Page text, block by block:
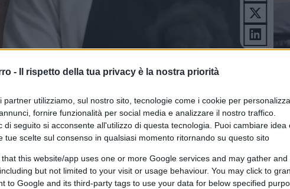
- Il rispetto della tua privacy è la nostra priorità
partner utilizziamo, sul nostro sito, tecnologie come i cookie per
fornire funzionalità per social media e analizzare il nostro traffico.
di seguito si acconsente all'utilizzo di questa tecnologia. Puoi cambiare idea
tue scelte sul consenso in qualsiasi momento ritornando su questo sito
that this website/app uses one or more Google services and may gather and
but not limited to your visit or usage behaviour. You may click to
to Google and its third-party tags to use your data for below specified